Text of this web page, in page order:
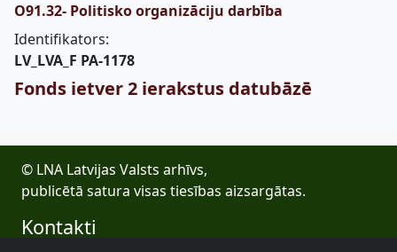
O91.32- Politisko organizāciju darbība
Identifikators:
LV_LVA_F PA-1178
Fonds ietver 2 ierakstus datubāzē
© LNA Latvijas Valsts arhīvs,
publicētā satura visas tiesības aizsargātas.
Kontakti